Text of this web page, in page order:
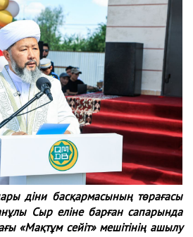
діни басқармасының төрағасы
Сыр еліне барған сапарында
«Мақтұм сейіт» мешітінің ашылу